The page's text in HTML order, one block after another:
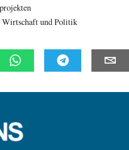
Wirtschaft und Politik